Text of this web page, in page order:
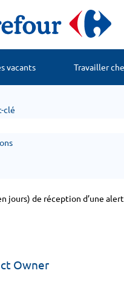
vacants Travailler
clé
jours) de réception d’une
Owner